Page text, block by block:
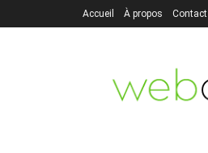
Accueil À propos Contact